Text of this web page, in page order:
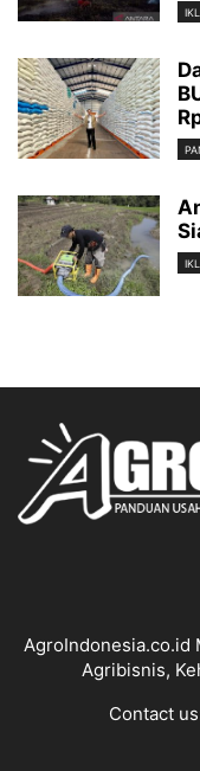
AgroIndonesia.co.id
Agribisnis,
Contact